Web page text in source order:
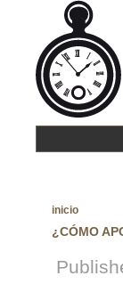
inicio
¿CÓMO